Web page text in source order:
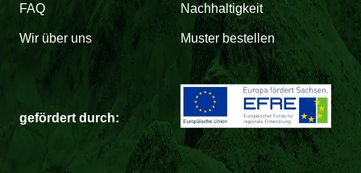
FAQ Nachhaltigkeit
Wir über uns Muster bestellen
gefördert durch: